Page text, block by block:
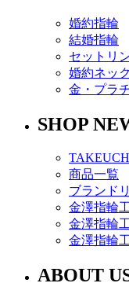
婚約指輪
結婚指輪
セットリ
婚約ネッ
金・プラ
SHOP
商品一覧
ブランド
金澤指輪
金澤指輪
金澤指輪
ABOUT